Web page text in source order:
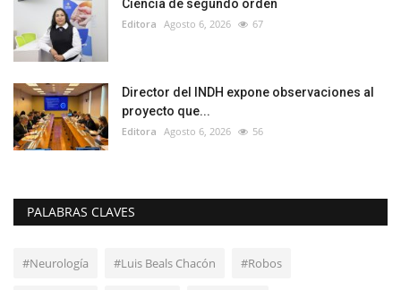
Ciencia de segundo orden
Editora Agosto 6, 2026 67
Director del INDH expone observaciones al
proyecto que...
Editora Agosto 6, 2026 56
PALABRAS CLAVES
#Neurología #Luis Beals Chacón #Robos